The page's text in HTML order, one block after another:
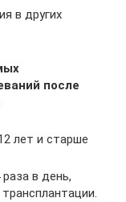
в других
после
лет и старше
в день,